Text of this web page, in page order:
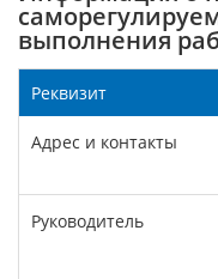
выполнения
Реквизит
Адрес и контакты
Руководитель